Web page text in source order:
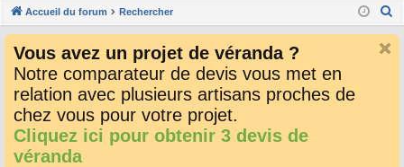
co
ci
u
s
ne cri
Accueil du forum Rechercher
Vous avez un projet de véranda ?
Notre comparateur de devis vous met en
relation avec plusieurs artisans proches de
chez vous pour votre projet.
Cliquez ici pour obtenir 3 devis de
véranda